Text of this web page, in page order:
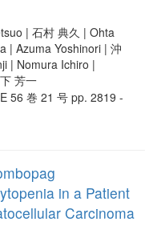
| 石村 典久 | Ohta
| Azuma Yoshinori | 沖
| Nomura Ichiro |
芳一
56 巻 21 号 pp. 2819 -
in a Patient
Carcinoma